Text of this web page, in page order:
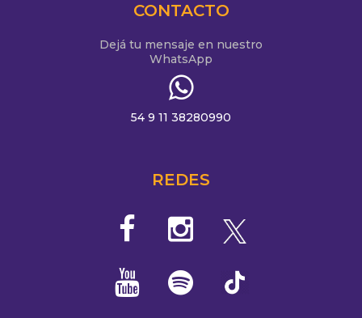
CONTACTO
Dejá tu mensaje en nuestro
WhatsApp
54 9 11 38280990
REDES